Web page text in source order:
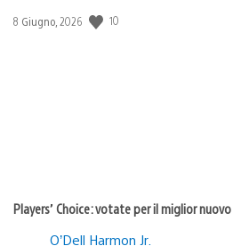
Data
8 Giugno, 2026 10
Players’ Choice: votate per il miglior
O’Dell Harmon Jr.